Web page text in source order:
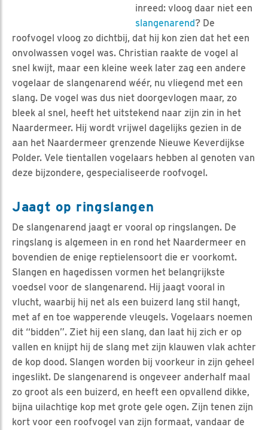
inreed: vloog daar niet een
slangenarend? De
roofvogel vloog zo dichtbij, dat hij kon zien dat het een
onvolwassen vogel was. Christian raakte de vogel al
snel kwijt, maar een kleine week later zag een andere
vogelaar de slangenarend wéér, nu vliegend met een
slang. De vogel was dus niet doorgevlogen maar, zo
bleek al snel, heeft het uitstekend naar zijn zin in het
Naardermeer. Hij wordt vrijwel dagelijks gezien in de
aan het Naardermeer grenzende Nieuwe Keverdijkse
Polder. Vele tientallen vogelaars hebben al genoten van
deze bijzondere, gespecialiseerde roofvogel.
Jaagt op ringslangen
De slangenarend jaagt er vooral op ringslangen. De
ringslang is algemeen in en rond het Naardermeer en
bovendien de enige reptielensoort die er voorkomt.
Slangen en hagedissen vormen het belangrijkste
voedsel voor de slangenarend. Hij jaagt vooral in
vlucht, waarbij hij net als een buizerd lang stil hangt,
met af en toe wapperende vleugels. Vogelaars noemen
dit “bidden”. Ziet hij een slang, dan laat hij zich er op
vallen en knijpt hij de slang met zijn klauwen vlak achter
de kop dood. Slangen worden bij voorkeur in zijn geheel
ingeslikt. De slangenarend is ongeveer anderhalf maal
zo groot als een buizerd, en heeft een opvallend dikke,
bijna uilachtige kop met grote gele ogen. Zijn tenen zijn
kort voor een roofvogel van zijn formaat, vandaar de